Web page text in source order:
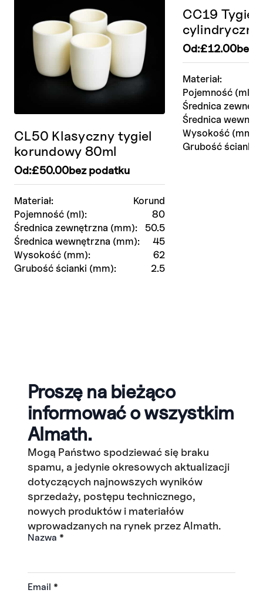
Materiał:
Korund
Pojemność (ml):
80
Średnica zewnętrzna (mm):
50.5
Średnica wewnętrzna (mm):
45
Wysokość (mm):
62
Grubość ścianki (mm):
2.5
CL50 Klasyczny tygiel
korundowy 80ml
Od:£50.00bez podatku
Materiał:
Pojemność (ml):
Średnica
Średnica
Wysokość (mm):
Grubość ścianki
CC19 Tygiel
cylindryczny
Od:£12.00bez
Proszę na bieżąco
informować o wszystkim
Almath.
Mogą Państwo spodziewać się braku
spamu, a jedynie okresowych aktualizacji
dotyczących najnowszych wyników
sprzedaży, postępu technicznego,
nowych produktów i materiałów
wprowadzanych na rynek przez Almath.
Nazwa *
Email *